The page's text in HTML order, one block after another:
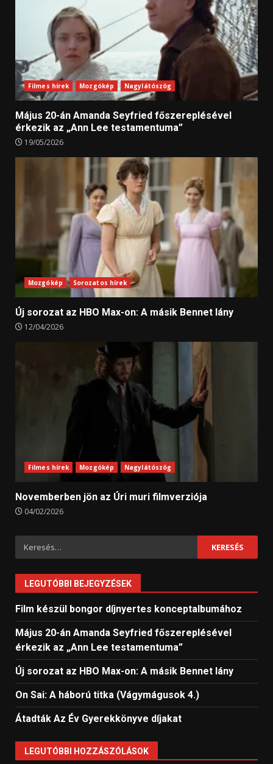
Filmes hírek Mozgókép Nagylátószög
Május 20-án Amanda Seyfried főszereplésével
érkezik az „Ann Lee testamentuma”
19/05/2026
Mozgókép Sorozatos hírek
Új sorozat az HBO Max-on: A másik Bennet lány
12/04/2026
Filmes hírek Mozgókép Nagylátószög
Novemberben jön az Úri muri filmverziója
04/02/2026
Keresés:
LEGUTÓBBI BEJEGYZÉSEK
Film készül bongor díjnyertes konceptalbumához
Május 20-án Amanda Seyfried főszereplésével
érkezik az „Ann Lee testamentuma”
Új sorozat az HBO Max-on: A másik Bennet lány
On Sai: A ​háború titka (Vágymágusok 4.)
Átadták Az Év Gyerekkönyve díjakat
LEGUTÓBBI HOZZÁSZÓLÁSOK